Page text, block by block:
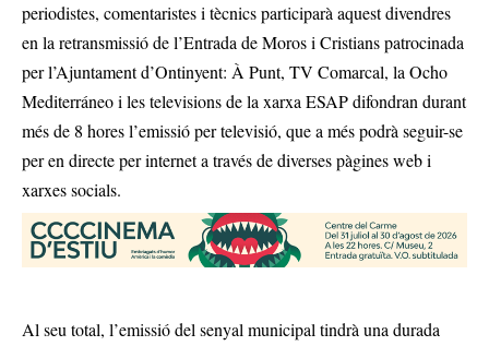
periodistes, comentaristes i tècnics participarà aquest divendres
en la retransmissió de l’Entrada de Moros i Cristians patrocinada
per l’Ajuntament d’Ontinyent: À Punt, TV Comarcal, la Ocho
Mediterráneo i les televisions de la xarxa ESAP difondran durant
més de 8 hores l’emissió per televisió, que a més podrà seguir-se
per en directe per internet a través de diverses pàgines web i
xarxes socials.
Al seu total, l’emissió del senyal municipal tindrà una durada